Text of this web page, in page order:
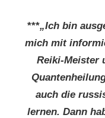
***„Ich bin
mich mit
Reiki-Meister
auch die
lernen. Dann